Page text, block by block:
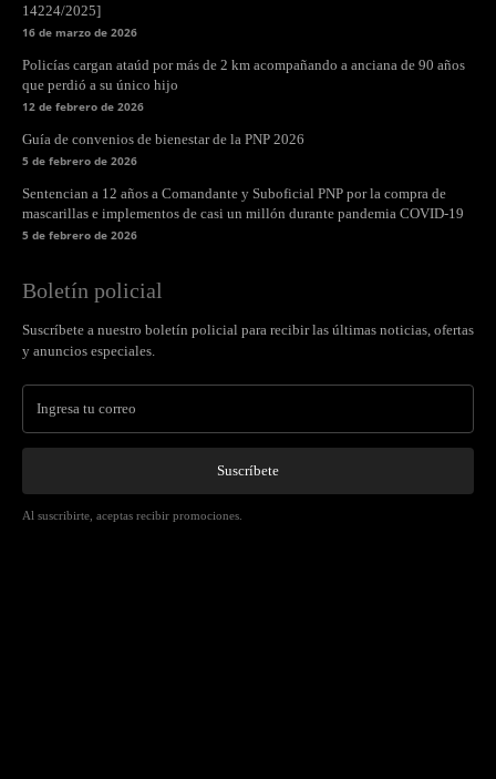
14224/2025]
16 de marzo de 2026
Policías cargan ataúd por más de 2 km acompañando a anciana de 90 años
que perdió a su único hijo
12 de febrero de 2026
Guía de convenios de bienestar de la PNP 2026
5 de febrero de 2026
Sentencian a 12 años a Comandante y Suboficial PNP por la compra de
mascarillas e implementos de casi un millón durante pandemia COVID-19
5 de febrero de 2026
Boletín policial
Suscríbete a nuestro boletín policial para recibir las últimas noticias, ofertas
y anuncios especiales.
Suscríbete
Al suscribirte, aceptas recibir promociones.